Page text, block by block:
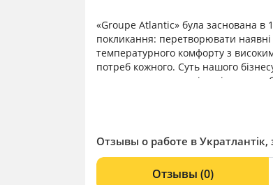
«Groupe Atlantic» була заснована
покликання: перетворювати
температурного комфорту з
потреб кожного. Суть нашого
опалення електричні радіатори,
теплові насоси, гаряча вода
Hamworthy, Austria Email, Keston,
підприємств.13 з них розташовані
Великобританія, Австрія, Тайланд,
Отзывы о работе в
Отзывы (0)